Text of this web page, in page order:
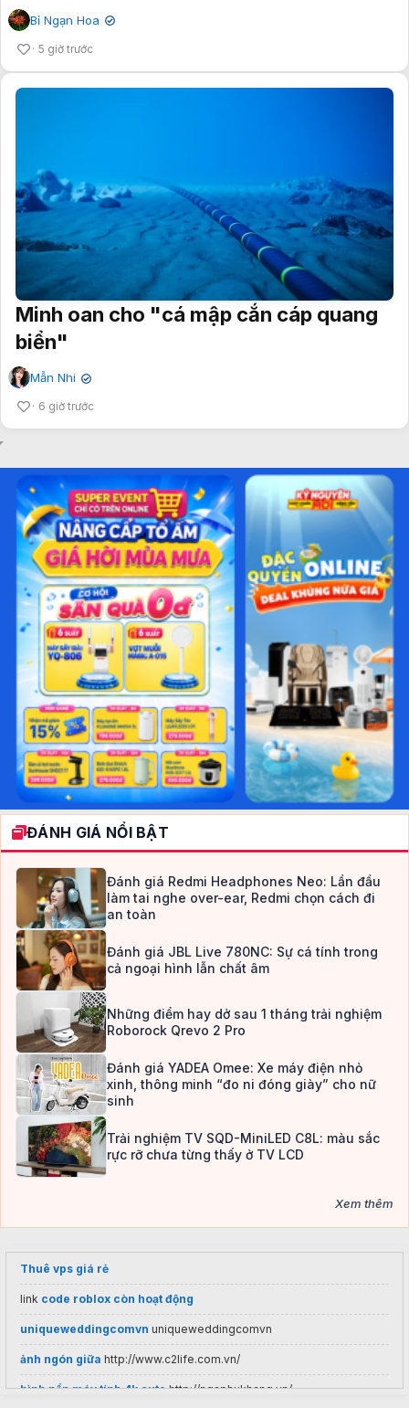
Bỉ Ngạn Hoa ✔
5 giờ trước
Minh oan cho "cá mập cắn cáp quang
biển"
Mẫn Nhi ✔
6 giờ trước
ĐÁNH GIÁ NỔI BẬT
Đánh giá Redmi Headphones Neo: Lần đầu
làm tai nghe over-ear, Redmi chọn cách đi
an toàn
Đánh giá JBL Live 780NC: Sự cá tính trong
cả ngoại hình lẫn chất âm
Những điểm hay dở sau 1 tháng trải nghiệm
Roborock Qrevo 2 Pro
Đánh giá YADEA Omee: Xe máy điện nhỏ
xinh, thông minh “đo ni đóng giày” cho nữ
sinh
Trải nghiệm TV SQD-MiniLED C8L: màu sắc
rực rỡ chưa từng thấy ở TV LCD
Xem thêm
Thuê vps giá rẻ
link code roblox còn hoạt động
uniqueweddingcomvn uniqueweddingcomvn
ảnh ngón giữa http://www.c2life.com.vn/
hình nền máy tính 4k cutehttp://ngaphukhang.vn/